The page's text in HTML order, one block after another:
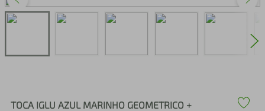
TOCA IGLU AZUL MARINHO GEOMETRICO +
perfume